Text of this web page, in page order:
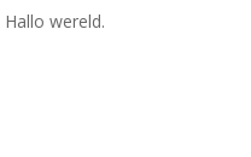
Hallo wereld.